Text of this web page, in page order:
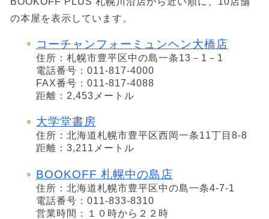
の本屋を表示しています。
コーチャンフォーミュンヘン大橋店
住所：札幌市豊平区中の島一条13－1－1
電話番号：011-817-4000
FAX番号：011-817-4088
距離：2,453メートル
大学堂書房
住所：北海道札幌市豊平区西岡一条11丁目8-8
距離：3,211メートル
BOOKOFF 札幌中の島店
住所：北海道札幌市豊平区中の島一条4-7-1
電話番号：011-833-8310
営業時間：１０時から２２時